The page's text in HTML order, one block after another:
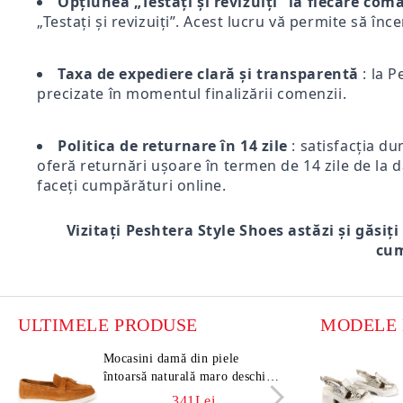
„Testați și revizuiți”. Acest lucru vă permite să
Taxa de expediere clară și transparentă : la
precizate în momentul finalizării comenzii.
Politica de returnare în 14 zile : satisfacția
oferă returnări ușoare în termen de 14 zile de la
faceți cumpărături online.
Vizitați Peshtera Style Shoes astăzi și
ULTIMELE PRODUSE
Mocasini damă din piele
întoarsă naturală maro deschis –
Vero